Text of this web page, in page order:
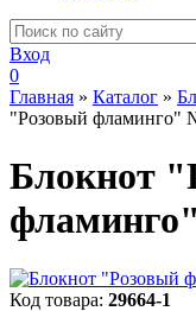
Вход
0
Главная » Каталог »
"Розовый фламинго"
Блокнот
Код товара: 29664-1